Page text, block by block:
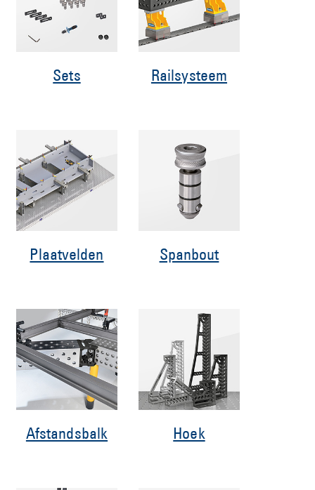
Sets Railsysteem
Plaatvelden Spanbout
Afstandsbalk Hoek